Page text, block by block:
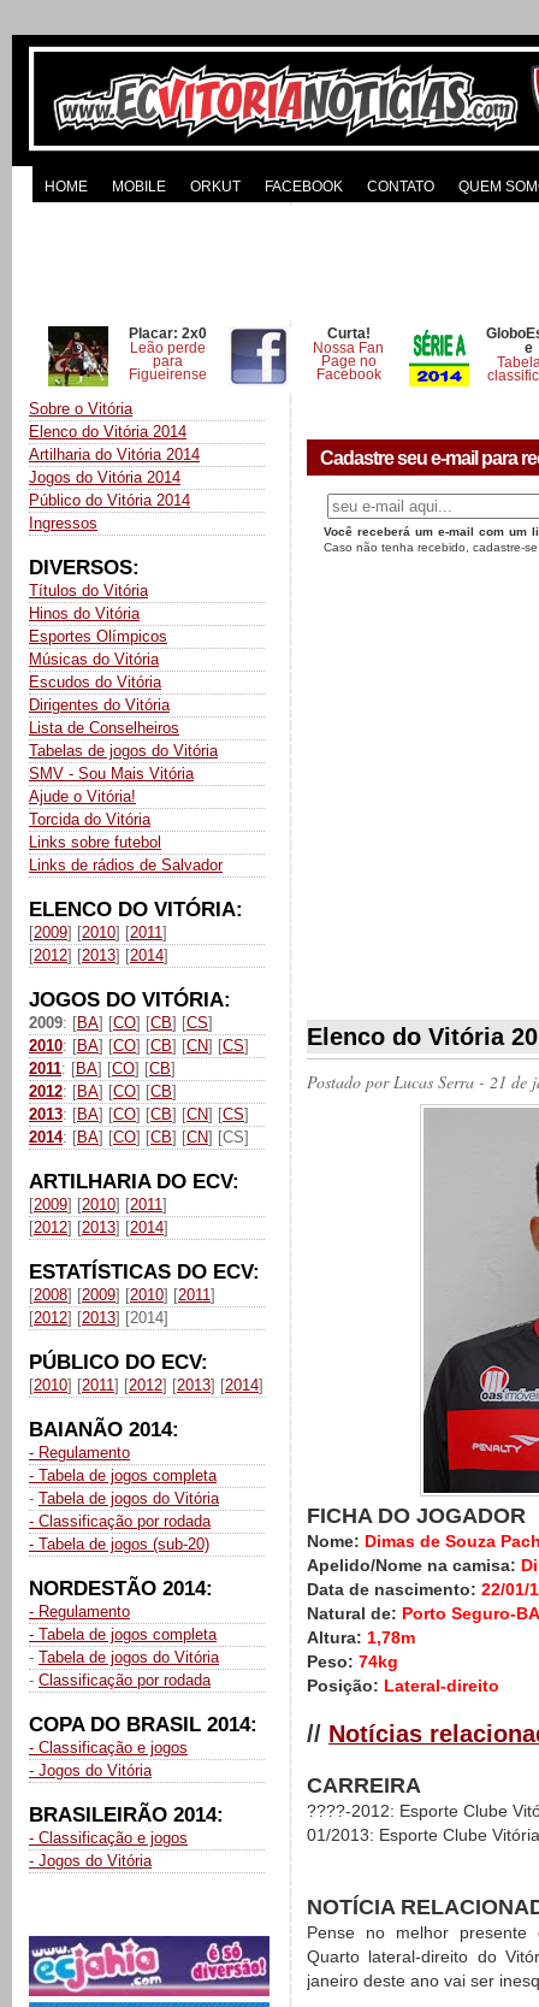
HOME MOBILE ORKUT FACEBOOK CONTATO QUEM
Placar: 2x0
Leão perde
para
Figueirense
Curta!
Nossa Fan
Page no
Facebook
e
Sobre o Vitória
Elenco do Vitória 2014
Artilharia do Vitória 2014
Jogos do Vitória 2014
Público do Vitória 2014
Ingressos
DIVERSOS:
Títulos do Vitória
Hinos do Vitória
Esportes Olímpicos
Músicas do Vitória
Escudos do Vitória
Dirigentes do Vitória
Lista de Conselheiros
Tabelas de jogos do Vitória
SMV - Sou Mais Vitória
Ajude o Vitória!
Torcida do Vitória
Links sobre futebol
Links de rádios de Salvador
ELENCO DO VITÓRIA:
[2009] [2010] [2011]
[2012] [2013] [2014]
JOGOS DO VITÓRIA:
2009: [BA] [CO] [CB] [CS]
2010: [BA] [CO] [CB] [CN] [CS]
2011: [BA] [CO] [CB]
2012: [BA] [CO] [CB]
2013: [BA] [CO] [CB] [CN] [CS]
2014: [BA] [CO] [CB] [CN] [CS]
ARTILHARIA DO ECV:
[2009] [2010] [2011]
[2012] [2013] [2014]
ESTATÍSTICAS DO ECV:
[2008] [2009] [2010] [2011]
[2012] [2013] [2014]
PÚBLICO DO ECV:
[2010] [2011] [2012] [2013] [2014]
BAIANÃO 2014:
- Regulamento
- Tabela de jogos completa
- Tabela de jogos do Vitória
- Classificação por rodada
- Tabela de jogos (sub-20)
NORDESTÃO 2014:
- Regulamento
- Tabela de jogos completa
- Tabela de jogos do Vitória
- Classificação por rodada
COPA DO BRASIL 2014:
- Classificação e jogos
- Jogos do Vitória
BRASILEIRÃO 2014:
- Classificação e jogos
- Jogos do Vitória
Cadastre seu e-mail para
Você receberá um e-mail com um
Caso não tenha recebido, cadastre-
Elenco do Vitória
Postado porLucas Serra - 21 de
FICHA DO JOGADOR
Nome: Dimas de Souza
Apelido/Nome na camisa:
Data de nascimento: 22/01/
Natural de: Porto Seguro-BA
Altura: 1,78m
Peso: 74kg
Posição: Lateral-direito
// Notícias
CARREIRA
????-2012: Esporte Clube
01/2013: Esporte Clube
NOTÍCIA
Pense no melhor
Quarto lateral-direito do
janeiro deste ano vai ser